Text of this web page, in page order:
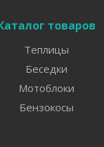
товаров
Теплицы
Беседки
Мотоблоки
Бензокосы